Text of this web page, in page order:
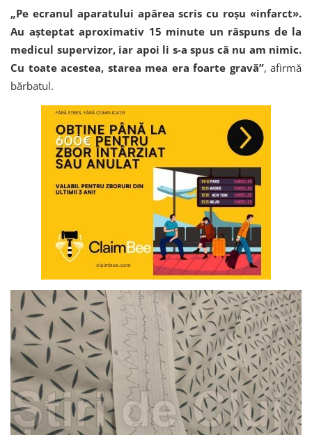
„Pe ecranul aparatului apărea scris cu roșu «infarct».
Au așteptat aproximativ 15 minute un răspuns de la
medicul supervizor, iar apoi li s-a spus că nu am nimic.
Cu toate acestea, starea mea era foarte gravă”, afirmă
bărbatul.